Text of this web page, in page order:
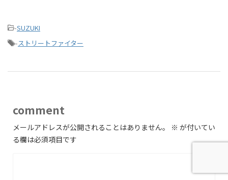
-SUZUKI
-ストリートファイター
comment
メールアドレスが公開されることはありません。 ※ が付いてい
る欄は必須項目です